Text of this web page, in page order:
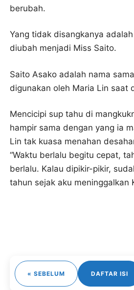
berubah.
Yang tidak disangkanya
diubah menjadi Miss Saito.
Saito Asako adalah nama
digunakan oleh Maria Lin saat
Mencicipi sup tahu di
hampir sama dengan yang ia
Lin tak kuasa menahan
“Waktu berlalu begitu cepat,
berlalu. Kalau dipikir-pikir,
tahun sejak aku meninggalkan
« SEBELUM DAFTAR ISI